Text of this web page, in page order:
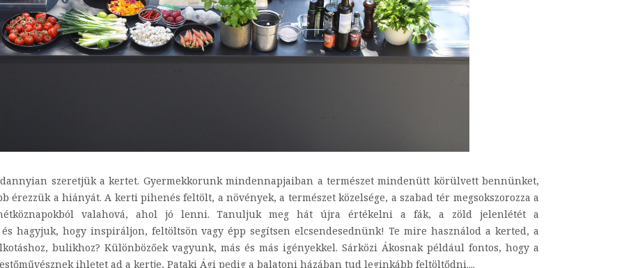
szeretjük a kertet. Gyermekkorunk mindennapjaiban a természet mindenütt körülvett bennünket,
a hiányát. A kerti pihenés feltölt, a növények, a természet közelsége, a szabad tér megsokszorozza a
valahová, ahol jó lenni. Tanuljuk meg hát újra értékelni a fák, a zöld jelenlétét a
hagyjuk, hogy inspiráljon, feltöltsön vagy épp segítsen elcsendesednünk! Te mire használod a kerted, a
bulikhoz? Különbözőek vagyunk, más és más igényekkel. Sárközi Ákosnak például fontos, hogy a
ihletet ad a kertje, Pataki Ági pedig a balatoni házában tud leginkább feltöltődni....